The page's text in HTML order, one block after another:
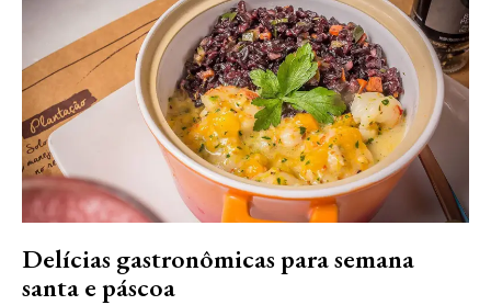
Delícias gastronômicas para semana
santa e páscoa